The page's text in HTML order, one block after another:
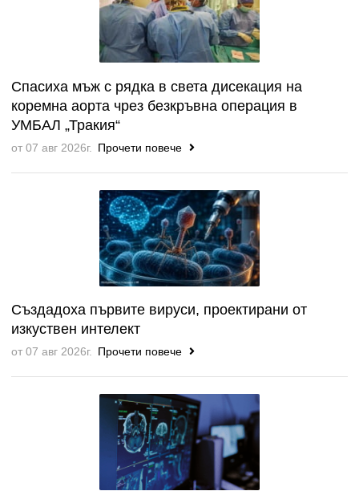
Спасиха мъж с рядка в света дисекация на
коремна аорта чрез безкръвна операция в
УМБАЛ „Тракия“
от 07 авг 2026г. Прочети повече
Създадоха първите вируси, проектирани от
изкуствен интелект
от 07 авг 2026г. Прочети повече